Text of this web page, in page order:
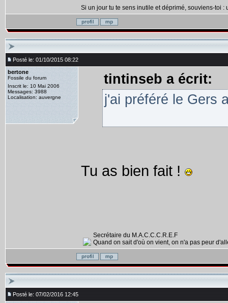
Si un jour tu te sens inutile et déprimé, souviens-toi
Posté le: 01/10/2015 08:22
bertone
Fossile du forum
Inscrit le: 10 Mai 2006
Messages: 3988
Localisation: auvergne
tintinseb a écrit:
j'ai préféré le Gers
Tu as bien fait !
Secrétaire du M.A.C.C.C.R.E.F
Quand on sait d'où on vient, on n'a pas peur
Posté le: 07/02/2016 12:45